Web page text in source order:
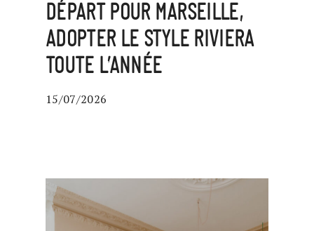
DÉPART POUR MARSEILLE,
ADOPTER LE STYLE RIVIERA
TOUTE L’ANNÉE
15/07/2026